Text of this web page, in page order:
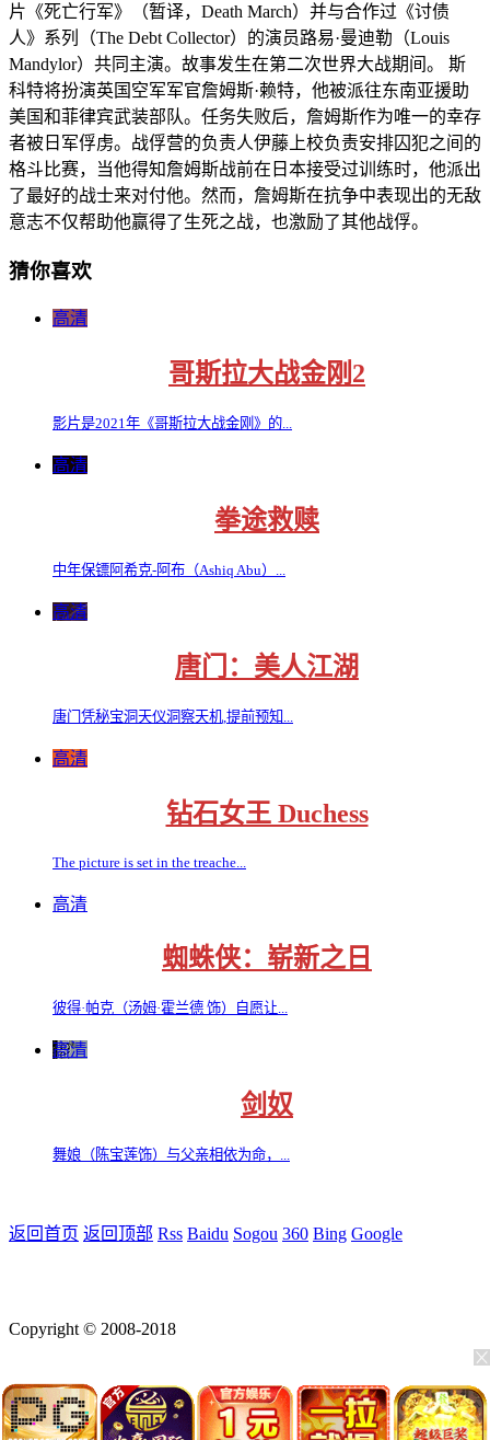
片《死亡行军》（暂译，Death March）并与合作过《讨债
人》系列（The Debt Collector）的演员路易·曼迪勒（Louis
Mandylor）共同主演。故事发生在第二次世界大战期间。 斯
科特将扮演英国空军军官詹姆斯·赖特，他被派往东南亚援助
美国和菲律宾武装部队。任务失败后，詹姆斯作为唯一的幸存
者被日军俘虏。战俘营的负责人伊藤上校负责安排囚犯之间的
格斗比赛，当他得知詹姆斯战前在日本接受过训练时，他派出
了最好的战士来对付他。然而，詹姆斯在抗争中表现出的无敌
意志不仅帮助他赢得了生死之战，也激励了其他战俘。
猜你喜欢
高清
哥斯拉大战金刚2
影片是2021年《哥斯拉大战金刚》的...
高清
拳途救赎
中年保镖阿希克-阿布（Ashiq Abu）...
高清
唐门：美人江湖
唐门凭秘宝洞天仪洞察天机,提前预知...
高清
钻石女王 Duchess
The picture is set in the treache...
高清
蜘蛛侠：崭新之日
彼得·帕克（汤姆·霍兰德 饰）自愿让...
高清
剑奴
舞娘（陈宝莲饰）与父亲相依为命，...
返回首页 返回顶部 Rss Baidu Sogou 360 Bing Google
Copyright © 2008-2018